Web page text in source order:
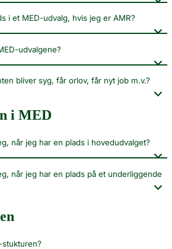
i et MED-udvalg, hvis jeg er AMR?
udvalgene?
bliver syg, får orlov, får nyt job m.v.?
i MED
når jeg har en plads i hovedudvalget?
når jeg har en plads på et underliggende
stukturen?